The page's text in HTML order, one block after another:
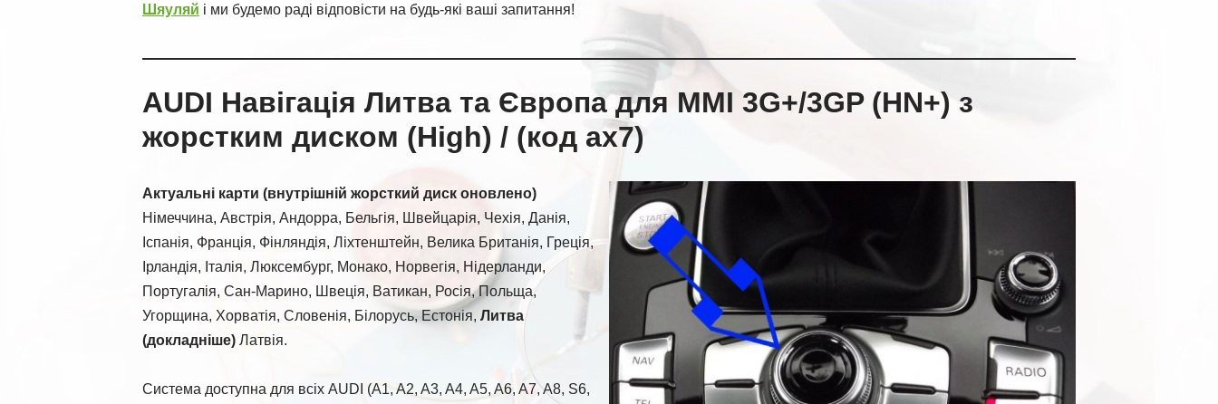
Шяуляй і ми будемо раді відповісти на будь-які ваші запитання!
AUDI Навігація Литва та Європа для MMI 3G+/3GP (HN+) з
жорстким диском (High) / (код ax7)
Актуальні карти (внутрішній жорсткий диск оновлено)
Німеччина, Австрія, Андорра, Бельгія, Швейцарія, Чехія, Данія,
Іспанія, Франція, Фінляндія, Ліхтенштейн, Велика Британія, Греція,
Ірландія, Італія, Люксембург, Монако, Норвегія, Нідерланди,
Португалія, Сан-Марино, Швеція, Ватикан, Росія, Польща,
Угорщина, Хорватія, Словенія, Білорусь, Естонія, Литва
(докладніше) Латвія.
Система доступна для всіх AUDI (A1, A2, A3, A4, A5, A6, A7, A8, S6,